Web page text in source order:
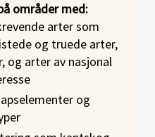
områder med:
arter som
og truede arter,
og arter av nasjonal
og